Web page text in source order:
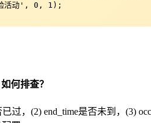
活动', 0, 1);
何排查？
过，(2) end_time是否未到，(3)